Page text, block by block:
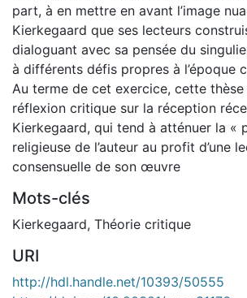
part, à en mettre en avant l’image
Kierkegaard que ses lecteurs
dialoguant avec sa pensée du
à différents défis propres à l’époque
Au terme de cet exercice, cette
réflexion critique sur la réception
Kierkegaard, qui tend à atténuer la «
religieuse de l’auteur au profit d’une
consensuelle de son œuvre
Mots-clés
Kierkegaard, Théorie critique
URI
http://hdl.handle.net/10393/50555